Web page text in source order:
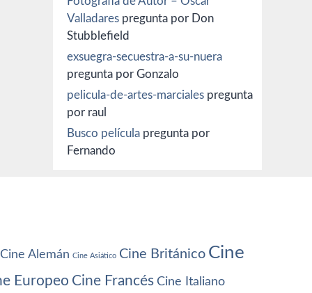
Valladares pregunta por Don
Stubblefield
exsuegra-secuestra-a-su-nuera
pregunta por Gonzalo
pelicula-de-artes-marciales pregunta
por raul
Busco película pregunta por
Fernando
Cine Alemán Cine Asiático Cine Británico Cine
Europeo Cine Francés Cine Italiano